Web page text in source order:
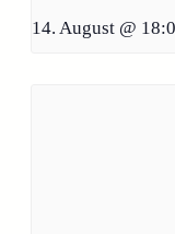
14. August @